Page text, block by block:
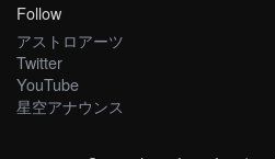
Follow
アストロアーツ
Twitter
YouTube
星空アナウンス